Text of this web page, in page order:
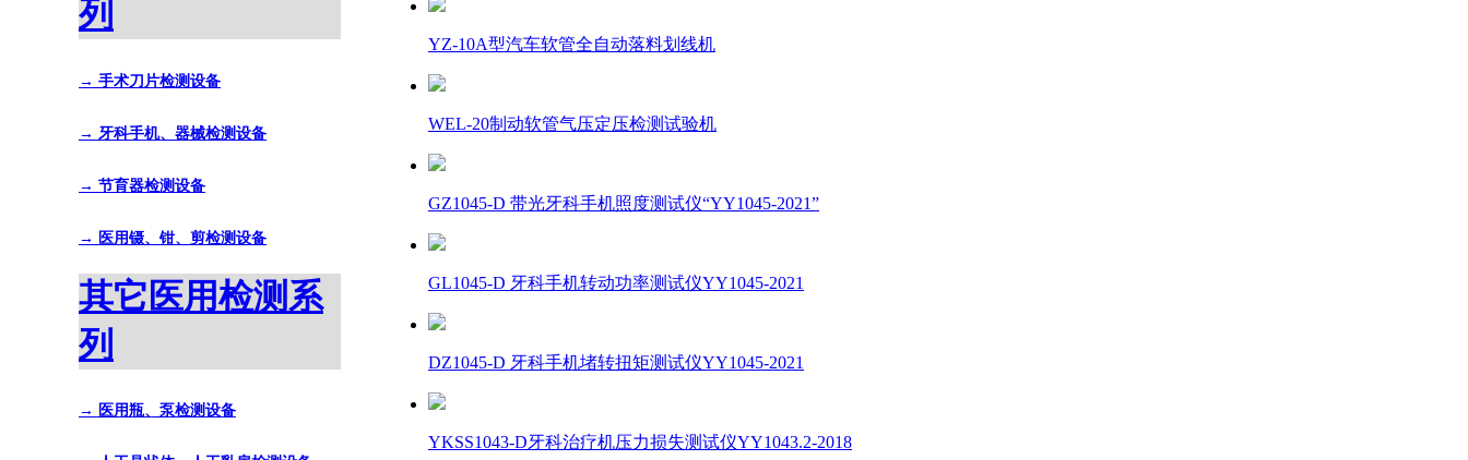
列
→ 手术刀片检测设备
→ 牙科手机、器械检测设备
→ 节育器检测设备
→ 医用镊、钳、剪检测设备
其它医用检测系
列
→ 医用瓶、泵检测设备
YZ-10A型汽车软管全自动落料划线机
WEL-20制动软管气压定压检测试验机
GZ1045-D 带光牙科手机照度测试仪“YY1045-2021”
GL1045-D 牙科手机转动功率测试仪YY1045-2021
DZ1045-D 牙科手机堵转扭矩测试仪YY1045-2021
YKSS1043-D牙科治疗机压力损失测试仪YY1043.2-2018